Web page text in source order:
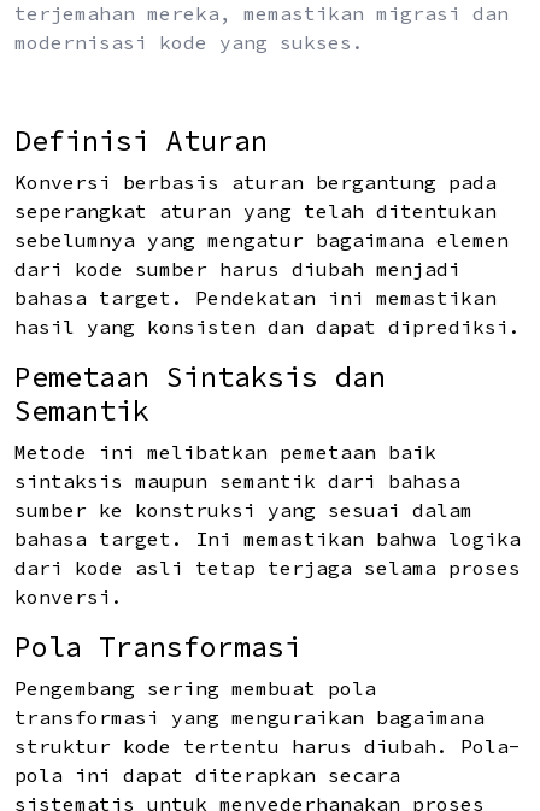
terjemahan mereka, memastikan migrasi dan
modernisasi kode yang sukses.
Definisi Aturan
Konversi berbasis aturan bergantung pada
seperangkat aturan yang telah ditentukan
sebelumnya yang mengatur bagaimana elemen
dari kode sumber harus diubah menjadi
bahasa target. Pendekatan ini memastikan
hasil yang konsisten dan dapat diprediksi.
Pemetaan Sintaksis dan
Semantik
Metode ini melibatkan pemetaan baik
sintaksis maupun semantik dari bahasa
sumber ke konstruksi yang sesuai dalam
bahasa target. Ini memastikan bahwa logika
dari kode asli tetap terjaga selama proses
konversi.
Pola Transformasi
Pengembang sering membuat pola
transformasi yang menguraikan bagaimana
struktur kode tertentu harus diubah. Pola-
pola ini dapat diterapkan secara
sistematis untuk menyederhanakan proses